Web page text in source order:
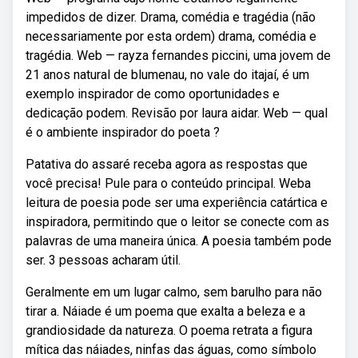
impedidos de dizer. Drama, comédia e tragédia (não
necessariamente por esta ordem) drama, comédia e
tragédia. Web — rayza fernandes piccini, uma jovem de
21 anos natural de blumenau, no vale do itajaí, é um
exemplo inspirador de como oportunidades e
dedicação podem. Revisão por laura aidar. Web — qual
é o ambiente inspirador do poeta ?
Patativa do assaré receba agora as respostas que
você precisa! Pule para o conteúdo principal. Weba
leitura de poesia pode ser uma experiência catártica e
inspiradora, permitindo que o leitor se conecte com as
palavras de uma maneira única. A poesia também pode
ser. 3 pessoas acharam útil.
Geralmente em um lugar calmo, sem barulho para não
tirar a. Náiade é um poema que exalta a beleza e a
grandiosidade da natureza. O poema retrata a figura
mítica das náiades, ninfas das águas, como símbolo